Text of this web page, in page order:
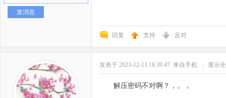
发消息
回复 支持 反对
发表于 2023-12-13 18:39:47 来自手机 显示
解压密码不对啊？，。，